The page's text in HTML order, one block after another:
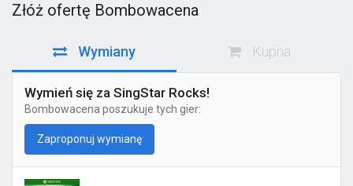
Złóż ofertę Bombowacena
Wymiany Kupna
Wymień się za SingStar Rocks!
Bombowacena poszukuje tych gier:
Zaproponuj wymianę